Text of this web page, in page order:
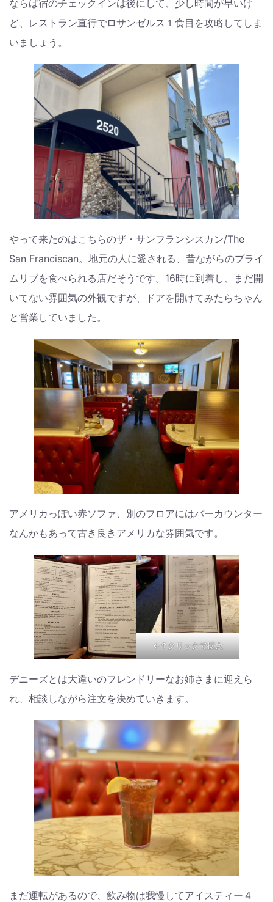
ならば宿のチェックインは後にして、少し時間が早いけ
ど、レストラン直行でロサンゼルス１食目を攻略してしま
いましょう。
やって来たのはこちらのザ・サンフランシスカン/The
San Franciscan。地元の人に愛される、昔ながらのプライ
ムリブを食べられる店だそうです。16時に到着し、まだ開
いてない雰囲気の外観ですが、ドアを開けてみたらちゃん
と営業していました。
アメリカっぽい赤ソファ、別のフロアにはバーカウンター
なんかもあって古き良きアメリカな雰囲気です。
←↑クリックで拡大
デニーズとは大違いのフレンドリーなお姉さまに迎えら
れ、相談しながら注文を決めていきます。
まだ運転があるので、飲み物は我慢してアイスティー４